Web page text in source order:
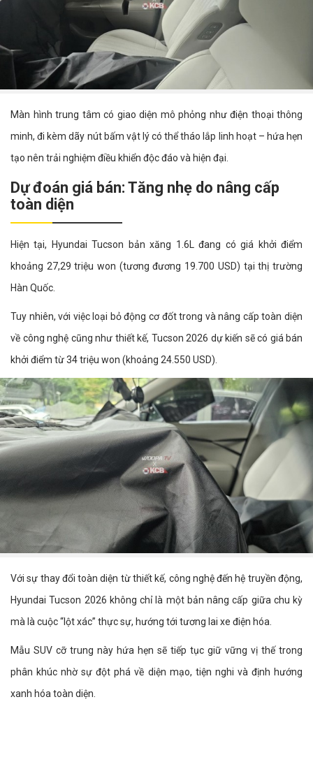
Màn hình trung tâm có giao diện mô phỏng như điện thoại thông
minh, đi kèm dãy nút bấm vật lý có thể tháo lắp linh hoạt – hứa hẹn
tạo nên trải nghiệm điều khiển độc đáo và hiện đại.
Dự đoán giá bán: Tăng nhẹ do nâng cấp
toàn diện
Hiện tại, Hyundai Tucson bản xăng 1.6L đang có giá khởi điểm
khoảng 27,29 triệu won (tương đương 19.700 USD) tại thị trường
Hàn Quốc.
Tuy nhiên, với việc loại bỏ động cơ đốt trong và nâng cấp toàn diện
về công nghệ cũng như thiết kế, Tucson 2026 dự kiến sẽ có giá bán
khởi điểm từ 34 triệu won (khoảng 24.550 USD).
Với sự thay đổi toàn diện từ thiết kế, công nghệ đến hệ truyền động,
Hyundai Tucson 2026 không chỉ là một bản nâng cấp giữa chu kỳ
mà là cuộc “lột xác” thực sự, hướng tới tương lai xe điện hóa.
Mẫu SUV cỡ trung này hứa hẹn sẽ tiếp tục giữ vững vị thế trong
phân khúc nhờ sự đột phá về diện mạo, tiện nghi và định hướng
xanh hóa toàn diện.